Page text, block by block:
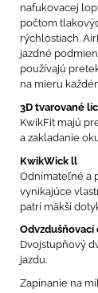
nafukovacej
počtom
rýchlostiach.
jazdné
používajú
na mieru
3D tvarované
KwikFit majú
a zakladanie
KwikWick ll
Odnímateľné a
vynikajúce
patrí mäkší
Dvojstupňový
jazdu.
Zapínanie na